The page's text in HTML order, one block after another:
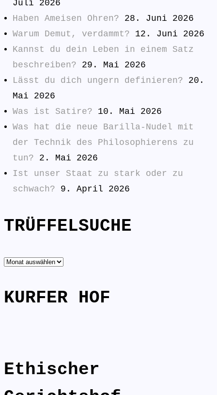
Juli 2026
Haben Ameisen Ohren?
28. Juni 2026
Warum Demut, verdammt?
12. Juni 2026
Kannst du dein Leben in einem Satz
beschreiben?
29. Mai 2026
Lässt du dich ungern definieren?
20.
Mai 2026
Was ist Satire?
10. Mai 2026
Was hat die neue Barilla-Nudel mit
der Technik des Philosophierens zu
tun?
2. Mai 2026
Ist unser Staat zu stark oder zu
schwach?
9. April 2026
TRÜFFELSUCHE
TRÜFFELSUCHE
KURFER HOF
Ethischer